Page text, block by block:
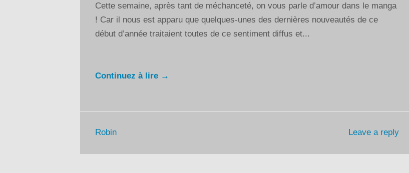
pour
augmenter
Cette semaine, après tant de méchanceté, on vous parle d’amour dans le manga
! Car il nous est apparu que quelques-unes des dernières nouveautés de ce
début d’année traitaient toutes de ce sentiment diffus et...
Continuez à lire →
Leave a reply
Robin